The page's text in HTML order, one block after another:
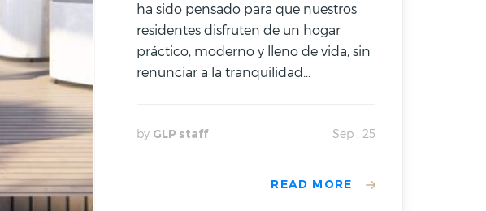
ha sido pensado para que nuestros
residentes disfruten de un hogar
práctico, moderno y lleno de vida, sin
renunciar a la tranquilidad...
by GLP staff Sep , 25
READ MORE